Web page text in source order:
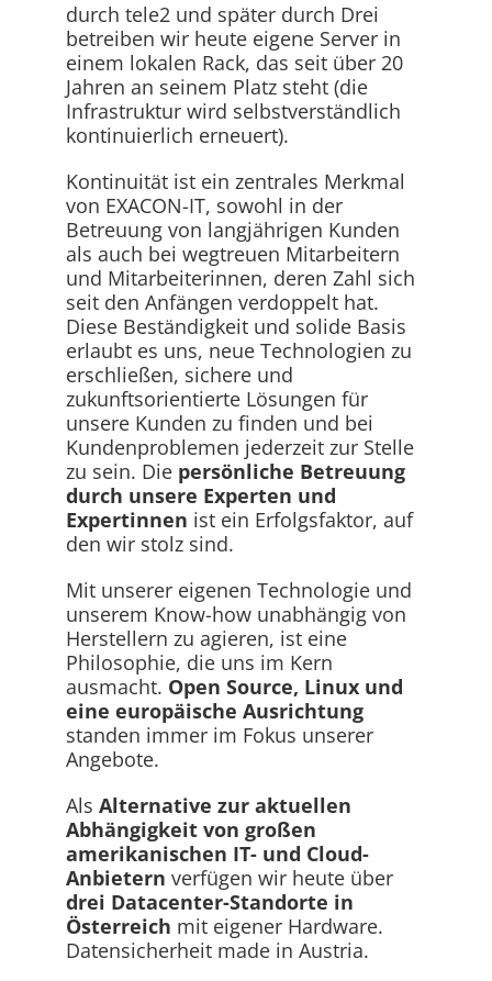
durch tele2 und später durch Drei
betreiben wir heute eigene Server in
einem lokalen Rack, das seit über 20
Jahren an seinem Platz steht (die
Infrastruktur wird selbstverständlich
kontinuierlich erneuert).
Kontinuität ist ein zentrales Merkmal
von EXACON-IT, sowohl in der
Betreuung von langjährigen Kunden
als auch bei wegtreuen Mitarbeitern
und Mitarbeiterinnen, deren Zahl sich
seit den Anfängen verdoppelt hat.
Diese Beständigkeit und solide Basis
erlaubt es uns, neue Technologien zu
erschließen, sichere und
zukunftsorientierte Lösungen für
unsere Kunden zu finden und bei
Kundenproblemen jederzeit zur Stelle
zu sein. Die persönliche Betreuung
durch unsere Experten und
Expertinnen ist ein Erfolgsfaktor, auf
den wir stolz sind.
Mit unserer eigenen Technologie und
unserem Know-how unabhängig von
Herstellern zu agieren, ist eine
Philosophie, die uns im Kern
ausmacht. Open Source, Linux und
eine europäische Ausrichtung
standen immer im Fokus unserer
Angebote.
Als Alternative zur aktuellen
Abhängigkeit von großen
amerikanischen IT- und Cloud-
Anbietern verfügen wir heute über
drei Datacenter-Standorte in
Österreich mit eigener Hardware.
Datensicherheit made in Austria.